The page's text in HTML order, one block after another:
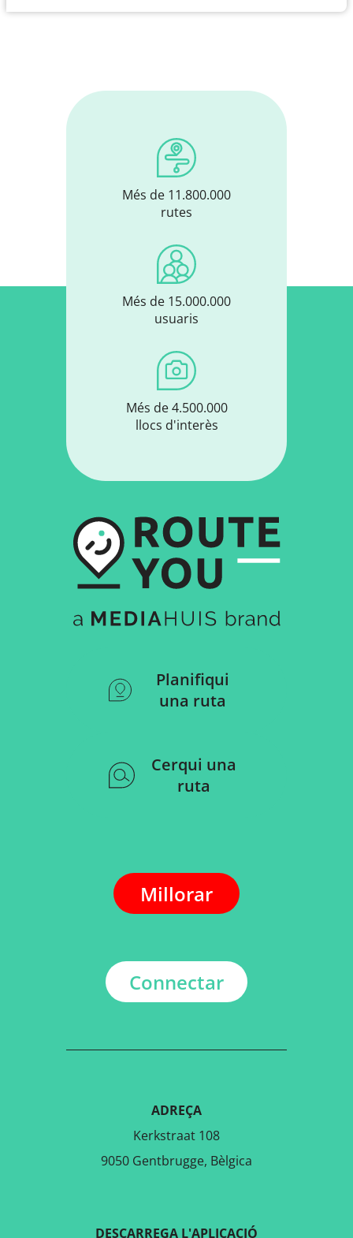
Més de 11.800.000
rutes
Més de 15.000.000
usuaris
Més de 4.500.000
llocs d'interès
Planifiqui
una ruta
Cerqui una
ruta
Millorar
Connectar
ADREÇA
Kerkstraat 108
9050 Gentbrugge, Bèlgica
DESCARREGA L'APLICACIÓ